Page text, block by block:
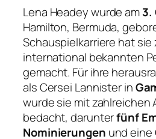
Lena Headey wurde am3.
Hamilton, Bermuda,
Schauspielkarriere hat sie
international bekannten
gemacht. Für ihre
als Cersei Lannister in
wurde sie mit zahlreichen
bedacht, darunterfünf
Nominierungen und eine